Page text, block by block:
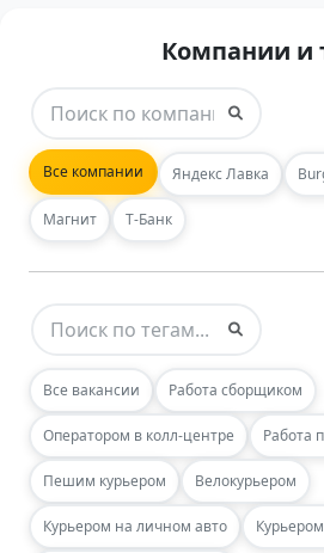
Компании и
Все компании Яндекс Лавка
Магнит Т-Банк
Все вакансии Работа сборщиком
Оператором в колл-центре Работа
Пешим курьером Велокурьером
Курьером на личном авто